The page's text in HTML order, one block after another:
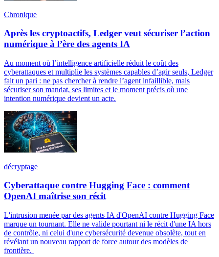
Chronique
Après les cryptoactifs, Ledger veut sécuriser l’action
numérique à l’ère des agents IA
Au moment où l’intelligence artificielle réduit le coût des
cyberattaques et multiplie les systèmes capables d’agir seuls, Ledger
fait un pari : ne pas chercher à rendre l’agent infaillible, mais
sécuriser son mandat, ses limites et le moment précis où une
intention numérique devient un acte.
décryptage
Cyberattaque contre Hugging Face : comment
OpenAI maîtrise son récit
L'intrusion menée par des agents IA d'OpenAI contre Hugging Face
marque un tournant. Elle ne valide pourtant ni le récit d'une IA hors
de contrôle, ni celui d'une cybersécurité devenue obsolète, tout en
révélant un nouveau rapport de force autour des modèles de
frontière.